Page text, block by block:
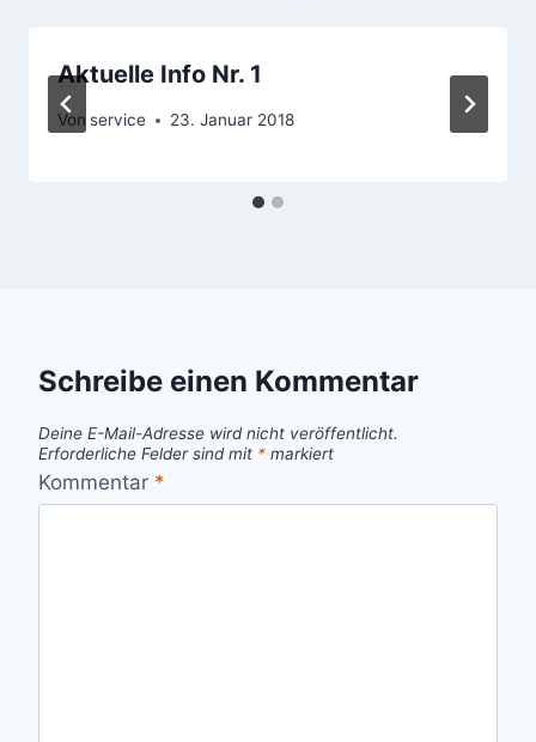
Aktuelle Info Nr. 1
Von service 23. Januar 2018
Schreibe einen Kommentar
Deine E-Mail-Adresse wird nicht veröffentlicht.
Erforderliche Felder sind mit * markiert
Kommentar *